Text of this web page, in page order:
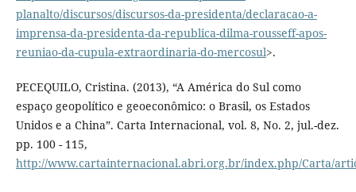
planalto/discursos/discursos-da-presidenta/declaracao-a-
imprensa-da-presidenta-da-republica-dilma-rousseff-apos-
reuniao-da-cupula-extraordinaria-do-mercosul>.
PECEQUILO, Cristina. (2013), “A América do Sul como
espaço geopolítico e geoeconômico: o Brasil, os Estados
Unidos e a China”. Carta Internacional, vol. 8, No. 2, jul.-dez.
pp. 100 - 115,
http://www.cartainternacional.abri.org.br/index.php/Carta/